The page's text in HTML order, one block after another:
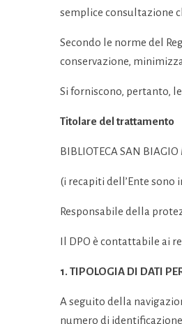
semplice consultazione
Secondo le norme del
conservazione,
Si forniscono, pertanto,
Titolare del trattamento
BIBLIOTECA SAN BIAGIO
(i recapiti dell’Ente
Responsabile della
Il DPO è contattabile ai
1. TIPOLOGIA DI DATI
A seguito della
numero di